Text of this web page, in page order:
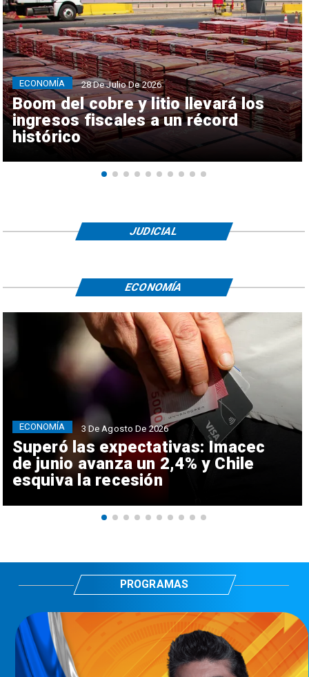
Boom del cobre y litio llevará los
ingresos fiscales a un récord
histórico
ECONOMÍA 28 De Julio De 2026
JUDICIAL
Superó las expectativas: Imacec
de junio avanza un 2,4% y Chile
esquiva la recesión
ECONOMÍA 3 De Agosto De 2026
ECONOMÍA
PROGRAMAS